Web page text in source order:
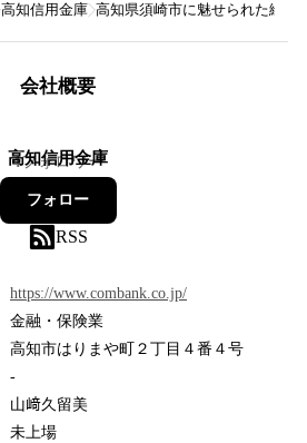
高知信用金庫 高知県須崎市に魅せられた絵師
会社概要
高知信用金庫
4フォロワー
フォロー
RSS
https://www.combank.co.jp/
金融・保険業
高知市はりまや町２丁目４番４号
-
山﨑久留美
未上場